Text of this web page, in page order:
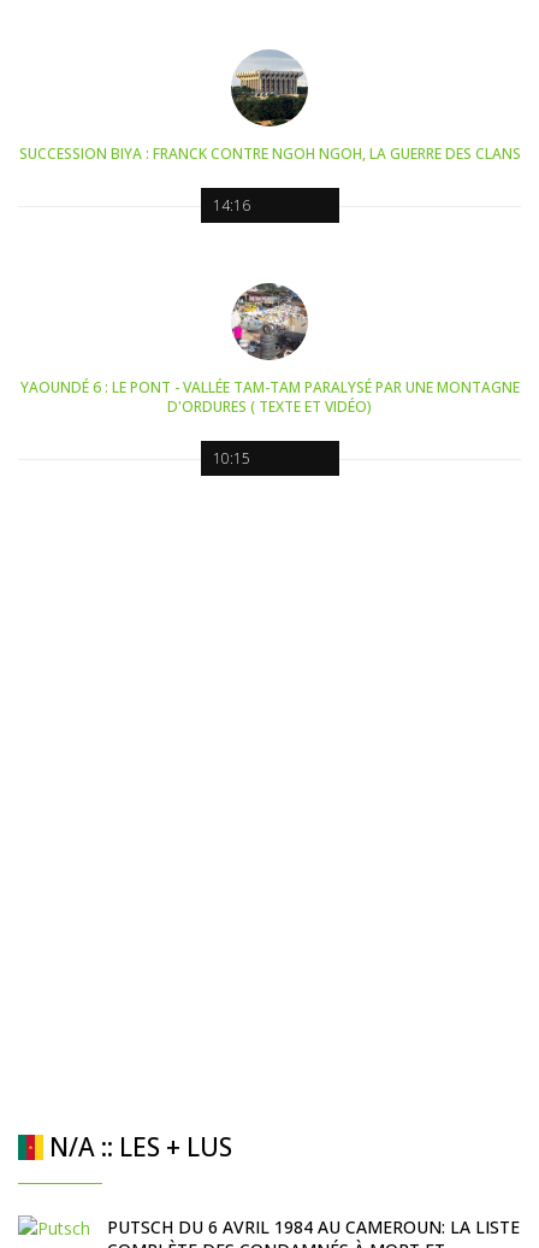
14:16
SUCCESSION BIYA : FRANCK CONTRE NGOH NGOH, LA GUERRE DES CLANS
10:15
YAOUNDÉ 6 : LE PONT - VALLÉE TAM-TAM PARALYSÉ PAR UNE MONTAGNE
D'ORDURES ( TEXTE ET VIDÉO)
N/A :: LES + LUS
PUTSCH DU 6 AVRIL 1984 AU CAMEROUN: LA LISTE